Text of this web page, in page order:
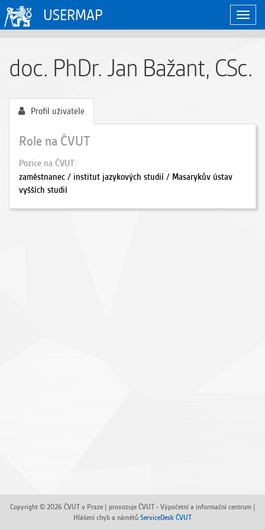
USERMAP
doc. PhDr. Jan Bažant, CSc.
Profil uživatele
Role na ČVUT
Pozice na ČVUT
zaměstnanec / institut jazykových studií / Masarykův ústav
vyšších studií
Copyright © 2026 ČVUT v Praze | provozuje ČVUT - Výpočetní a informační centrum |
Hlášení chyb a námětů ServiceDesk ČVUT